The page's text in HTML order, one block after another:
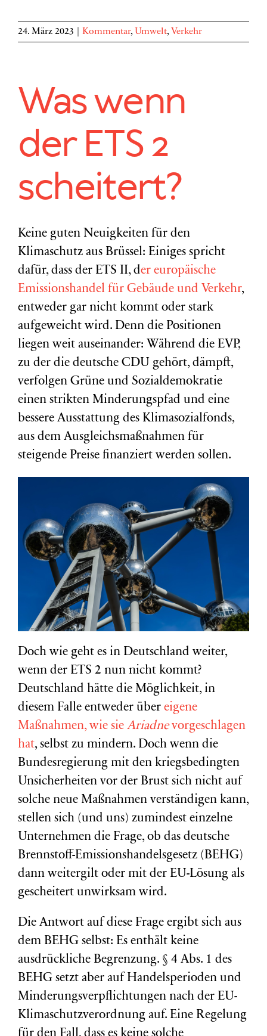
24. März 2023 Kommentar, Umwelt, Verkehr
Was wenn
der ETS 2
scheitert?
Keine guten Neuigkeiten für den
Klimaschutz aus Brüssel: Einiges spricht
dafür, dass der ETS II, der europäische
Emissionshandel für Gebäude und Verkehr,
entweder gar nicht kommt oder stark
aufgeweicht wird. Denn die Positionen
liegen weit auseinander: Während die EVP,
zu der die deutsche CDU gehört, dämpft,
verfolgen Grüne und Sozialdemokratie
einen strikten Minderungspfad und eine
bessere Ausstattung des Klimasozialfonds,
aus dem Ausgleichsmaßnahmen für
steigende Preise finanziert werden sollen.
Doch wie geht es in Deutschland weiter,
wenn der ETS 2 nun nicht kommt?
Deutschland hätte die Möglichkeit, in
diesem Falle entweder über eigene
Maßnahmen, wie sie Ariadnevorgeschlagen
hat, selbst zu mindern. Doch wenn die
Bundesregierung mit den kriegsbedingten
Unsicherheiten vor der Brust sich nicht auf
solche neue Maßnahmen verständigen kann,
stellen sich (und uns) zumindest einzelne
Unternehmen die Frage, ob das deutsche
Brennstoff-Emissionshandelsgesetz (BEHG)
dann weitergilt oder mit der EU-Lösung als
gescheitert unwirksam wird.
Die Antwort auf diese Frage ergibt sich aus
dem BEHG selbst: Es enthält keine
ausdrückliche Begrenzung. § 4 Abs. 1 des
BEHG setzt aber auf Handelsperioden und
Minderungsverpflichtungen nach der EU-
Klimaschutzverordnung auf. Eine Regelung